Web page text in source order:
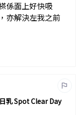
係面上好快吸
亦解決左我之前
乳 Spot Clear Day